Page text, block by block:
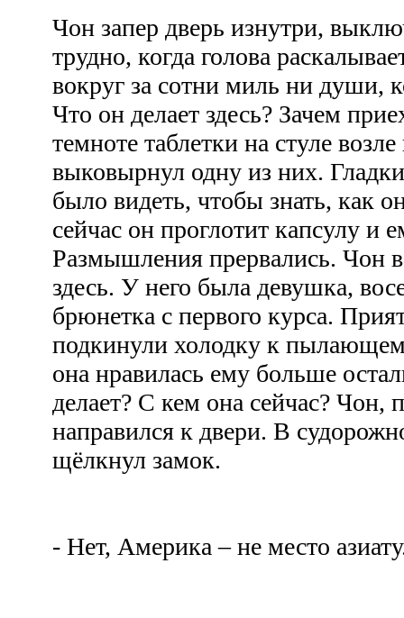
Чон запер дверь изнутри,
трудно, когда голова
вокруг за сотни миль ни души,
Что он делает здесь? Зачем
темноте таблетки на стуле
выковырнул одну из них.
было видеть, чтобы знать, как
сейчас он проглотит капсулу и
Размышления прервались. Чон
здесь. У него была девушка,
брюнетка с первого курса.
подкинули холодку к
она нравилась ему больше
делает? С кем она сейчас? Чон,
направился к двери. В
щёлкнул замок.
- Нет, Америка – не место